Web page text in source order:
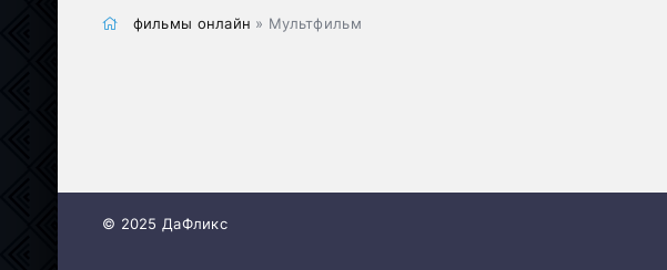
фильмы онлайн » Мультфильм
© 2025 ДаФликс